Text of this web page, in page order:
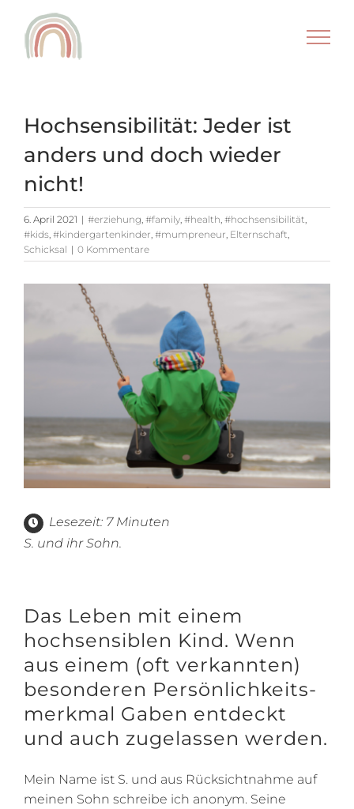
Inhalt
springen
Hochsensibilität: Jeder ist
anders und doch wieder
nicht!
6. April 2021 | #erziehung, #family, #health, #hochsensibilität,
#kids, #kindergartenkinder, #mumpreneur, Elternschaft,
Schicksal | 0 Kommentare
Lesezeit: 7 Minuten
S. und ihr Sohn.
Das Leben mit einem
hochsensiblen Kind. Wenn
aus einem (oft verkannten)
besonderen Persönlichkeits-
merkmal Gaben entdeckt
und auch zugelassen werden.
Mein Name ist S. und aus Rücksichtnahme auf
meinen Sohn schreibe ich anonym. Seine